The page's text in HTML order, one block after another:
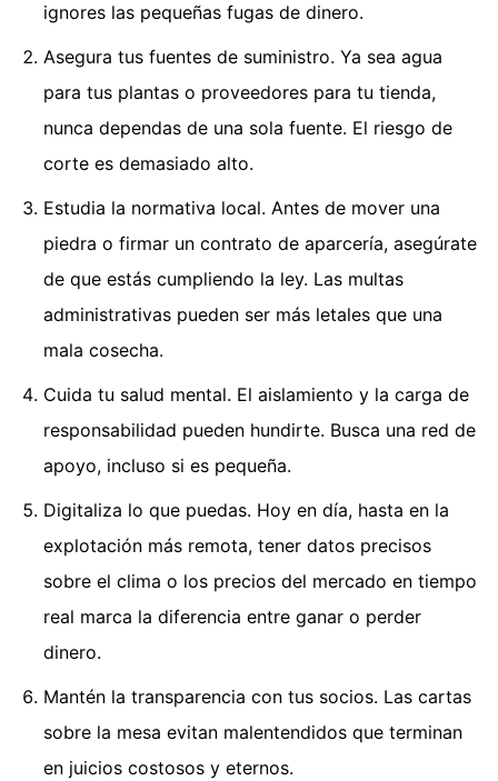
ignores las pequeñas fugas de dinero.
Asegura tus fuentes de suministro. Ya sea agua
para tus plantas o proveedores para tu tienda,
nunca dependas de una sola fuente. El riesgo de
corte es demasiado alto.
Estudia la normativa local. Antes de mover una
piedra o firmar un contrato de aparcería, asegúrate
de que estás cumpliendo la ley. Las multas
administrativas pueden ser más letales que una
mala cosecha.
Cuida tu salud mental. El aislamiento y la carga de
responsabilidad pueden hundirte. Busca una red de
apoyo, incluso si es pequeña.
Digitaliza lo que puedas. Hoy en día, hasta en la
explotación más remota, tener datos precisos
sobre el clima o los precios del mercado en tiempo
real marca la diferencia entre ganar o perder
dinero.
Mantén la transparencia con tus socios. Las cartas
sobre la mesa evitan malentendidos que terminan
en juicios costosos y eternos.